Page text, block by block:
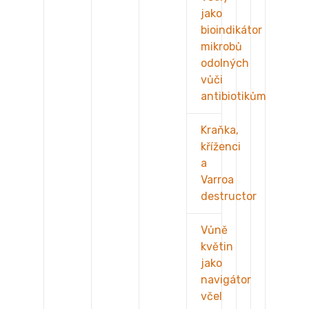
jako
bioindikátor
mikrobů
odolných
vůči
antibiotikům
Kraňka,
kříženci
a
Varroa
destructor
Vůně
květin
jako
navigátor
včel